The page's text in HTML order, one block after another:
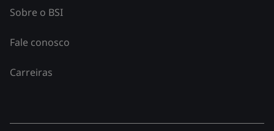
Sobre o BSI
Fale conosco
Carreiras